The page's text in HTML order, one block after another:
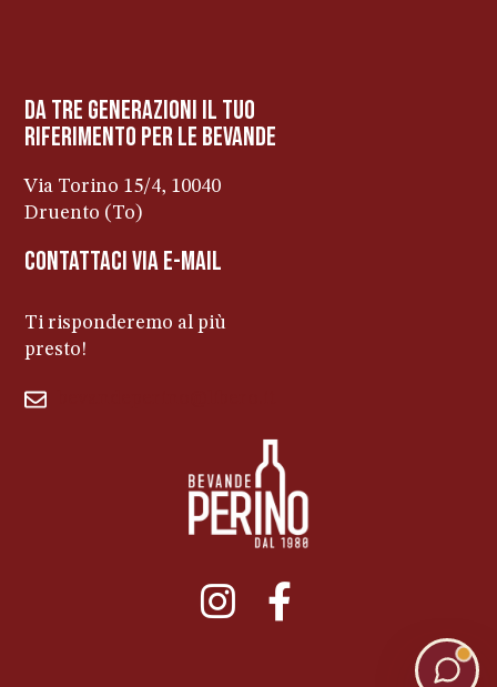
da tre generazioni il tuo
riferimento per le bevanDe
Via Torino 15/4, 10040
Druento (To)
contattaci via e-mail
Ti risponderemo al più
presto!
011ENTERPRISE.COM